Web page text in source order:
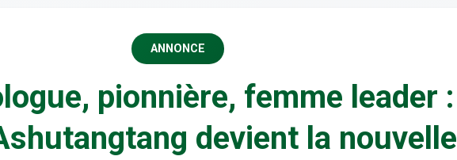
ANNONCE
pionnière, femme leader :
devient la nouvelle